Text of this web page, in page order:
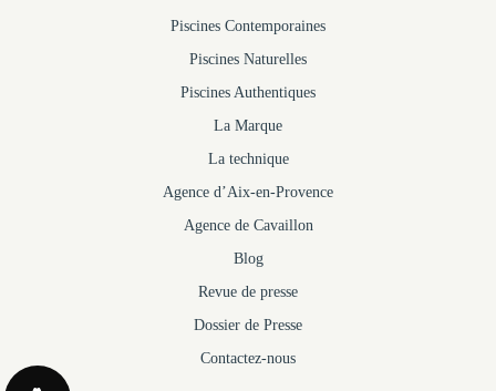
Piscines Contemporaines
Piscines Naturelles
Piscines Authentiques
La Marque
La technique
Agence d’Aix-en-Provence
Agence de Cavaillon
Blog
Revue de presse
Dossier de Presse
Contactez-nous